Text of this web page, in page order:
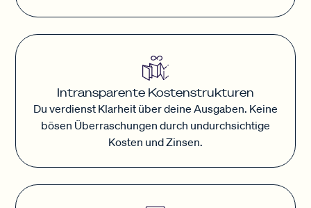
Intransparente Kostenstrukturen
Du verdienst Klarheit über deine Ausgaben. Keine
bösen Überraschungen durch undurchsichtige
Kosten und Zinsen.